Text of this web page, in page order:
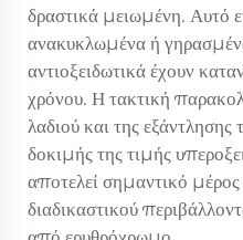
δραστικά μειωμένη. Αυτό
ανακυκλωμένα ή
αντιοξειδωτικά έχουν
χρόνου. Η τακτική
λαδιού και της
δοκιμής της τιμής
αποτελεί σημαντικό μέρος
διαδικαστικού